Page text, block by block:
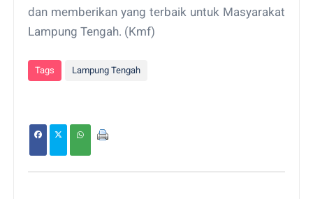
dan memberikan yang terbaik untuk Masyarakat
Lampung Tengah. (Kmf)
Tags Lampung Tengah